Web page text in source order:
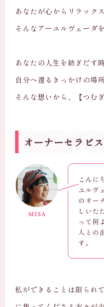
あなたが心からリラック
そんなアーユルヴェーダ
あなたの人生を紡ぎだす時
自分へ還るきっかけの場
そんな想いから、【つむ
オーナーセラピ
こんに
ユルヴ
のオー
しいた
って何
人との
す。
私ができることは限られ